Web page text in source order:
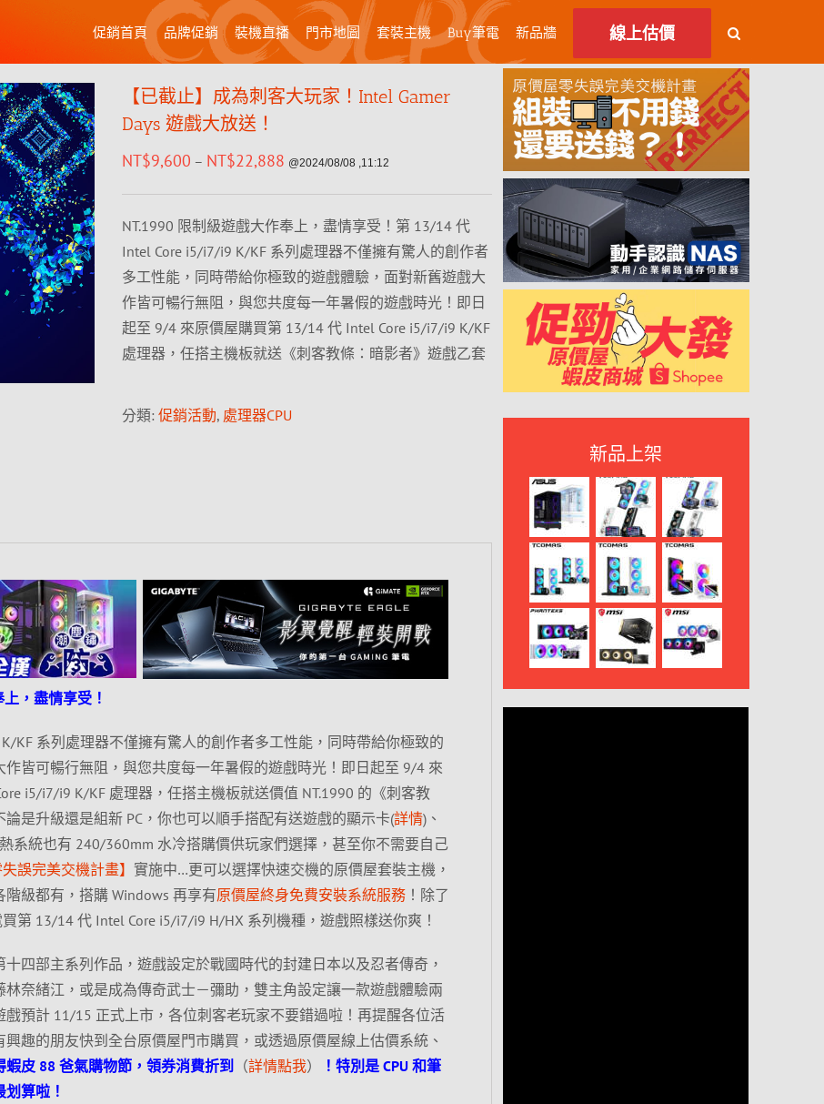
促銷首頁 品牌促銷 裝機直播 門市地圖 套裝主機 Buy筆電 新品牆 線上估價
【已截止】成為刺客大玩家！Intel Gamer
Days 遊戲大放送！
NT$9,600 – NT$22,888 @2024/08/08 ,11:12
NT.1990 限制級遊戲大作奉上，盡情享受！第 13/14 代
Intel Core i5/i7/i9 K/KF 系列處理器不僅擁有驚人的創作者
多工性能，同時帶給你極致的遊戲體驗，面對新舊遊戲大
作皆可暢行無阻，與您共度每一年暑假的遊戲時光！即日
起至 9/4 來原價屋購買第 13/14 代 Intel Core i5/i7/i9 K/KF
處理器，任搭主機板就送《刺客教條：暗影者》遊戲乙套
分類: 促銷活動, 處理器CPU
，盡情享受！
KF 系列處理器不僅擁有驚人的創作者多工性能，同時帶給你極致的
皆可暢行無阻，與您共度每一年暑假的遊戲時光！即日起至 9/4 來
i5/i7/i9 K/KF 處理器，任搭主機板就送價值 NT.1990 的《刺客教
是升級還是組新 PC，你也可以順手搭配有送遊戲的顯示卡(詳情)、
系統也有 240/360mm 水冷搭購價供玩家們選擇，甚至你不需要自己
失誤完美交機計畫】 實施中…更可以選擇快速交機的原價屋套裝主機，
級都有，搭購 Windows 再享有原價屋終身免費安裝系統服務！除了
第 13/14 代 Intel Core i5/i7/i9 H/HX 系列機種，遊戲照樣送你爽！
十四部主系列作品，遊戲設定於戰國時代的封建日本以及忍者傳奇，
奈緒江，或是成為傳奇武士－彌助，雙主角設定讓一款遊戲體驗兩
預計 11/15 正式上市，各位刺客老玩家不要錯過啦！再提醒各位活
趣的朋友快到全台原價屋門市購買，或透過原價屋線上估價系統、
蝦皮 88 爸氣購物節，領券消費折到 （詳情點我）
！特別是 CPU 和筆
算啦！
新品上架